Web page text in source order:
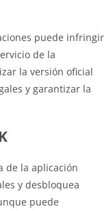
puede infringir
de la
la versión oficial
y garantizar la
de la aplicación
y desbloquea
puede